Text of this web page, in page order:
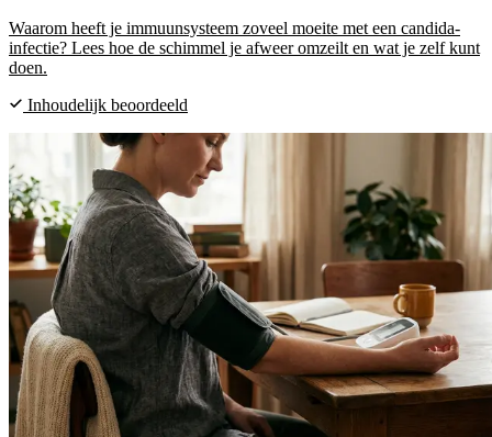
Waarom heeft je immuunsysteem zoveel moeite met een candida-
infectie? Lees hoe de schimmel je afweer omzeilt en wat je zelf kunt
doen.
Inhoudelijk beoordeeld